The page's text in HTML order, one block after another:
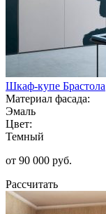
Шкаф-купе Брастола
Материал фасада:
Эмаль
Цвет:
Темный
от 90 000 руб.
Рассчитать